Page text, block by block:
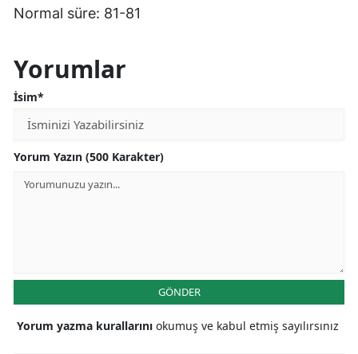
Normal süre: 81-81
Yorumlar
İsim*
Yorum Yazın (500 Karakter)
GÖNDER
Yorum yazma kurallarını okumuş ve kabul etmiş sayılırsınız